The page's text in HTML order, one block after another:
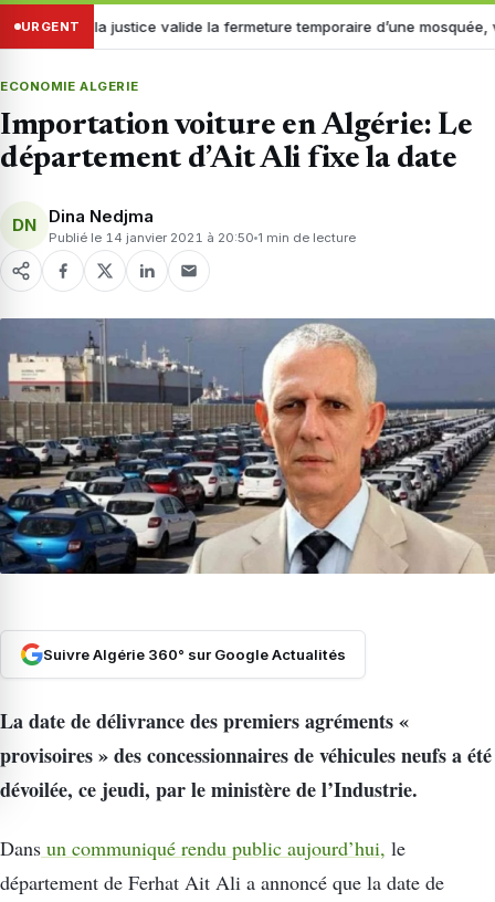
URGENT
: la justice valide la fermeture temporaire d’une mosquée, voici
ECONOMIE ALGERIE
Importation voiture en Algérie: Le
département d’Ait Ali fixe la date
DN Dina Nedjma
Publié le 14 janvier 2021 à 20:50 1 min de lecture
Suivre Algérie 360° sur Google Actualités
La date de délivrance des premiers agréments «
provisoires » des concessionnaires de véhicules neufs a été
dévoilée, ce jeudi, par le ministère de l’Industrie.
Dans un communiqué rendu public aujourd’hui, le
département de Ferhat Ait Ali a annoncé que la date de